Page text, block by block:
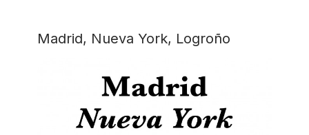
Madrid, Nueva York, Logroño